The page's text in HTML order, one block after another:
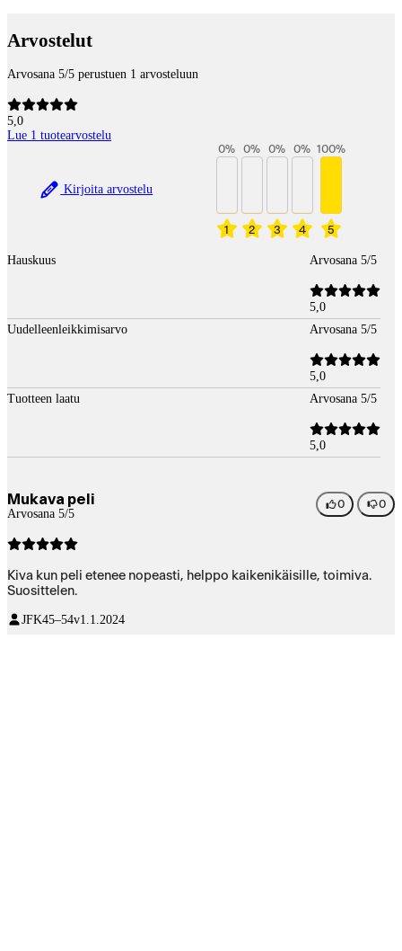
Arvostelut
Arvosana 5/5 perustuen 1 arvosteluun
5,0
Lue 1 tuotearvostelu
Kirjoita arvostelu
1
0%
2
0%
3
0%
4
0%
5
100%
Hauskuus Arvosana 5/5
5,0
Uudelleenleikkimisarvo
Arvosana 5/5
5,0
Tuotteen laatu
Arvosana 5/5
5,0
Mukava peli
Arvosana 5/5
0 0
Kiva kun peli etenee nopeasti, helppo kaikenikäisille, toimiva.
Suosittelen.
JFK45–54v1.1.2024